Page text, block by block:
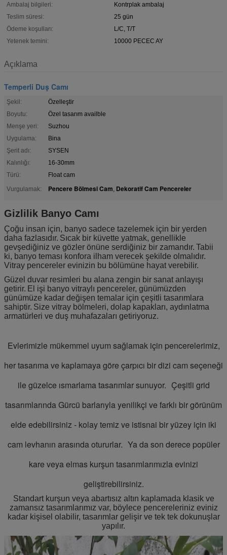
Ambalaj bilgileri:
Kontrplak ambalaj
Teslim süresi:
25 gün
Ödeme koşulları:
L/C, T/T
Yetenek temini:
10000 PECEC AY
Açıklama
Temperli Duş Camı
Şekil:
Özelleştir
Boyutu:
Özel tasarım availble
Menşe yeri:
Suzhou
Uygulama:
Bina
Şerit adı:
SYSEN
Kalınlığı:
16-30mm
Türü:
Float cam
Vurgulamak:
Pencere Bölmesi Cam, Dekoratif Cam Pencereler
Gizlilik Banyo Camı
Çoğu insan için, banyo sadece tazelemek için bir yerden
daha fazlasıdır. Sıcak bir küvette yatmak, genellikle
gevşediğiniz ve gözler önüne serdiğiniz bir zamandır. Tabii
ki, banyo teması konfora ilham verecek şekilde olmalıdır.
Vitray pencereler evinizin bu bölümüne hayat verebilir.
Güzel duvar resimleri bu alana zengin bir sanat anlayışı
getirir. El işi banyo vitraylı pencereler, günümüzden
günümüze kadar değişen temalar için çeşitli tasarımlara
sahiptir. Size vitray bölmeleri, dolap kapakları, aydınlatma
armatürleri ve duş muhafazaları getiriyoruz.
Evlerimizle mükemmel uyum sağlamak için pencerelerimiz,
her tasarıma ve kaplamaya göre çarpıcı bir dizi cam seçeneği
ile güzelce ısmarlama tasarımlar sunuyor. Çeşitli grid
tasarımlarında Gürcü barlarıyla yenilikçi ve farklı bir görünüm
elde edebilirsiniz - kolay temiz ve istisnai bir yüzey için iki
cam levhanın arasında otururlar. Ya da son derece popüler
kare veya elmas kurşun tasarımlarımızla evinizi
geliştirebilirsiniz.
Standart kurşun veya abartısız altın kaplamada klasik ve
zamansız tasarımlarımız var, böylece pencereleriniz eviniz
kadar kişisel olabilir, tasarımlar gelişir ve tek tek dokunuşlar
yapılır.